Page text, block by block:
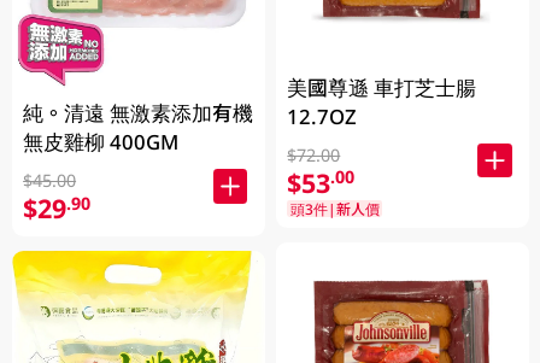
純。清遠 無激素添加有機
無皮雞柳 400GM
$45.00
$29.90
美國尊遜 車打芝士腸
12.7OZ
$72.00
$53.00
頭3件|新人價